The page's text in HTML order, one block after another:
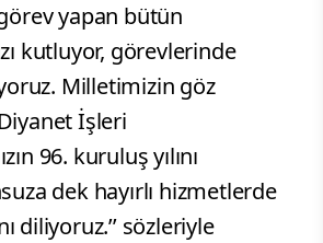
yapan bütün
kutluyor, görevlerinde
Milletimizin göz
İşleri
96. kuruluş yılını
dek hayırlı hizmetlerde
diliyoruz.’’ sözleriyle